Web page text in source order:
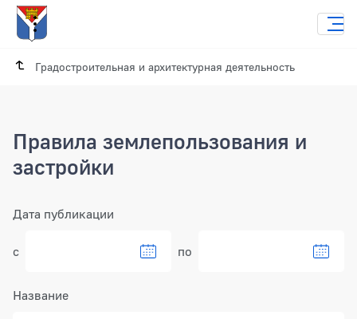
Градостроительная и архитектурная деятельность
Правила землепользования и
застройки
Дата публикации
с по
Название